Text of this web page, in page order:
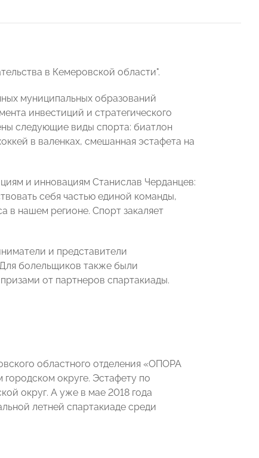
в Кемеровской области".
муниципальных образований
инвестиций и стратегического
следующие виды спорта: биатлон
в валенках, смешанная эстафета на
и инновациям Станислав Черданцев:
себя частью единой команды,
в нашем регионе. Спорт закаляет
и представители
болельщиков также были
от партнеров спартакиады.
областного отделения «ОПОРА
округе. Эстафету по
округ. А уже в мае 2018 года
летней спартакиаде среди